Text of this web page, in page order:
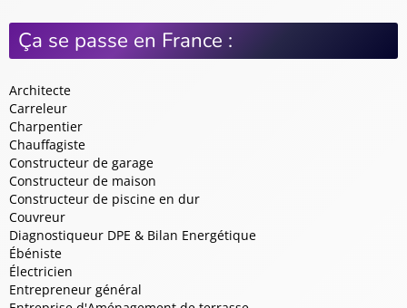
Ça se passe en France :
Architecte
Carreleur
Charpentier
Chauffagiste
Constructeur de garage
Constructeur de maison
Constructeur de piscine en dur
Couvreur
Diagnostiqueur DPE & Bilan Energétique
Ébéniste
Électricien
Entrepreneur général